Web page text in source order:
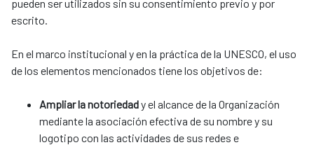
pueden ser utilizados sin su consentimiento previo y por
escrito.
En el marco institucional y en la práctica de la UNESCO, el uso
de los elementos mencionados tiene los objetivos de:
Ampliar la notoriedady el alcance de la Organización
mediante la asociación efectiva de su nombre y su
logotipo con las actividades de sus redes e